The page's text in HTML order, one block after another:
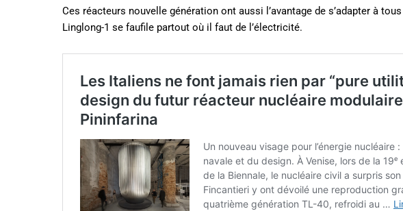
Ces réacteurs nouvelle génération ont aussi l’avantage de s’adapter à
Linglong-1 se faufile partout où il faut de l’électricité.